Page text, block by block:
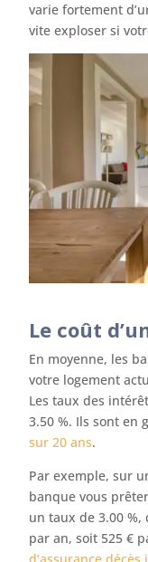
varie fortement
vite exploser si
Le coût
En moyenne, les
votre logement
Les taux des
3.50 %. Ils sont en
sur 20 ans.
Par exemple, sur
banque vous
un taux de 3.00 %,
par an, soit 525 €